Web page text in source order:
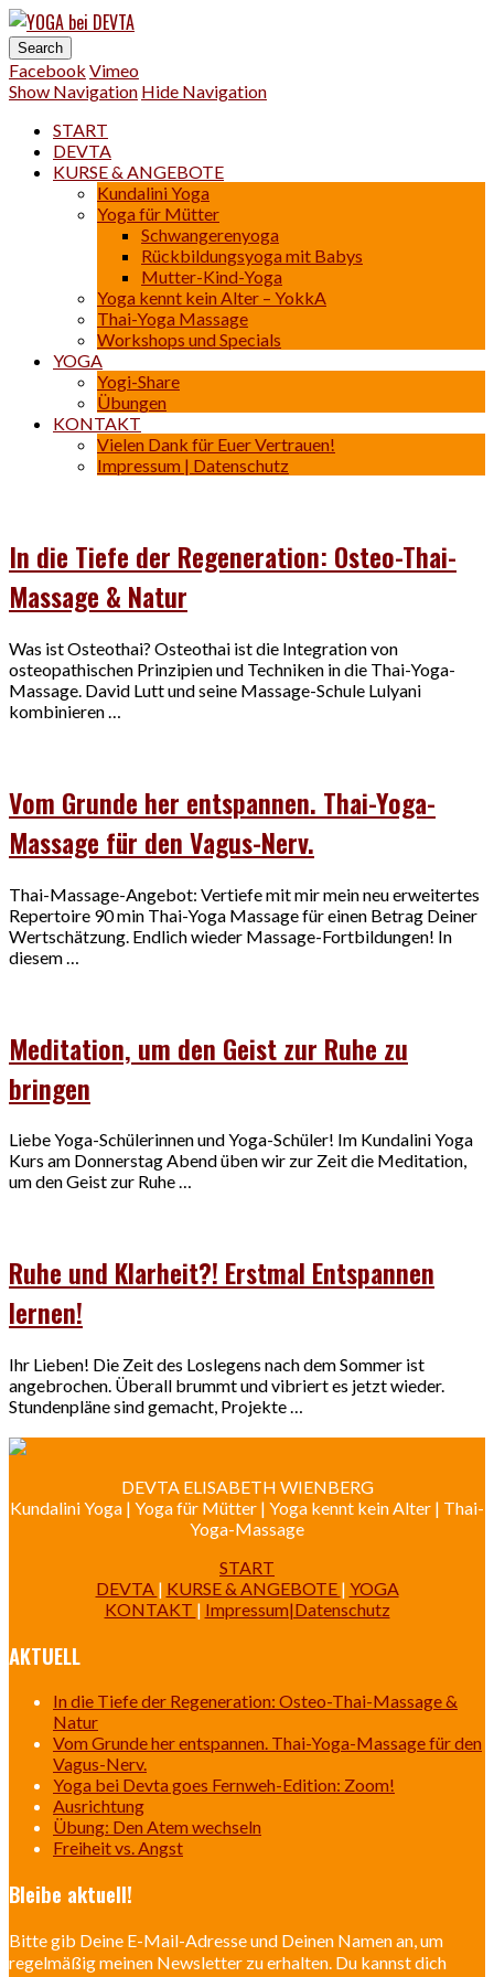
Yoga | Osteo-Thai-Massage
Facebook Vimeo
Show Navigation Hide Navigation
START
DEVTA
KURSE & ANGEBOTE
Kundalini Yoga
Yoga für Mütter
Schwangerenyoga
Rückbildungsyoga mit Babys
Mutter-Kind-Yoga
Yoga kennt kein Alter – YokkA
Thai-Yoga Massage
Workshops und Specials
YOGA
Yogi-Share
Übungen
KONTAKT
Vielen Dank für Euer Vertrauen!
Impressum | Datenschutz
In die Tiefe der Regeneration: Osteo-Thai-
Massage & Natur
Was ist Osteothai? Osteothai ist die Integration von
osteopathischen Prinzipien und Techniken in die Thai-Yoga-
Massage. David Lutt und seine Massage-Schule Lulyani
kombinieren …
Vom Grunde her entspannen. Thai-Yoga-
Massage für den Vagus-Nerv.
Thai-Massage-Angebot: Vertiefe mit mir mein neu erweitertes
Repertoire 90 min Thai-Yoga Massage für einen Betrag Deiner
Wertschätzung. Endlich wieder Massage-Fortbildungen! In
diesem …
Meditation, um den Geist zur Ruhe zu
bringen
Liebe Yoga-Schülerinnen und Yoga-Schüler! Im Kundalini Yoga
Kurs am Donnerstag Abend üben wir zur Zeit die Meditation,
um den Geist zur Ruhe …
Ruhe und Klarheit?! Erstmal Entspannen
lernen!
Ihr Lieben! Die Zeit des Loslegens nach dem Sommer ist
angebrochen. Überall brummt und vibriert es jetzt wieder.
Stundenpläne sind gemacht, Projekte …
DEVTA ELISABETH WIENBERG
Kundalini Yoga | Yoga für Mütter | Yoga kennt kein Alter | Thai-
Yoga-Massage
START
DEVTA | KURSE & ANGEBOTE | YOGA
KONTAKT | Impressum|Datenschutz
AKTUELL
In die Tiefe der Regeneration: Osteo-Thai-Massage &
Natur
Vom Grunde her entspannen. Thai-Yoga-Massage für den
Vagus-Nerv.
Yoga bei Devta goes Fernweh-Edition: Zoom!
Ausrichtung
Übung: Den Atem wechseln
Freiheit vs. Angst
Bleibe aktuell!
Bitte gib Deine E-Mail-Adresse und Deinen Namen an, um
regelmäßig meinen Newsletter zu erhalten. Du kannst dich
Datenschutz